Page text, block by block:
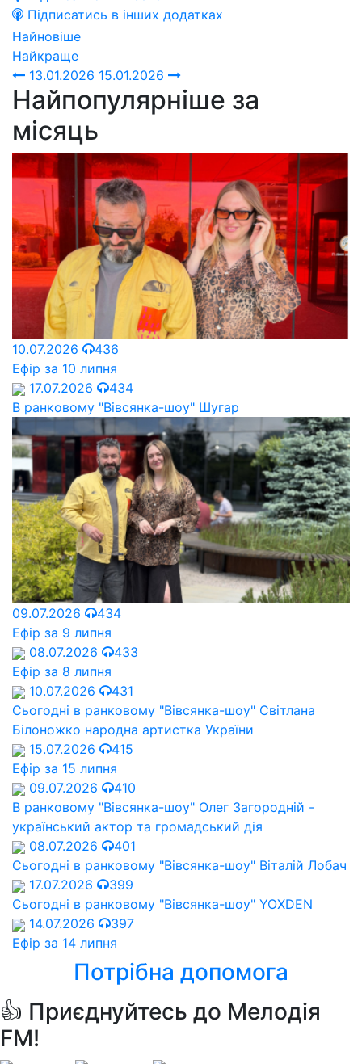
Підписатись в інших додатках
Найновіше
Найкраще
13.01.2026 15.01.2026
Найпопулярніше за
місяць
10.07.2026
436
Ефір за 10 липня
17.07.2026
434
В ранковому "Вівсянка-шоу" Шугар
09.07.2026
434
Ефір за 9 липня
08.07.2026
433
Ефір за 8 липня
10.07.2026
431
Сьогодні в ранковому "Вівсянка-шоу" Cвітлана
Білоножко народна артистка України
15.07.2026
415
Ефір за 15 липня
09.07.2026
410
В ранковому "Вівсянка-шоу" Олег Загородній -
український актор та громадський дія
08.07.2026
401
Сьогодні в ранковому "Вівсянка-шоу" Віталій Лобач
17.07.2026
399
Сьогодні в ранковому "Вівсянка-шоу" YOXDEN
14.07.2026
397
Ефір за 14 липня
Потрібна допомога
👍 Приєднуйтесь до Мелодія
FM!